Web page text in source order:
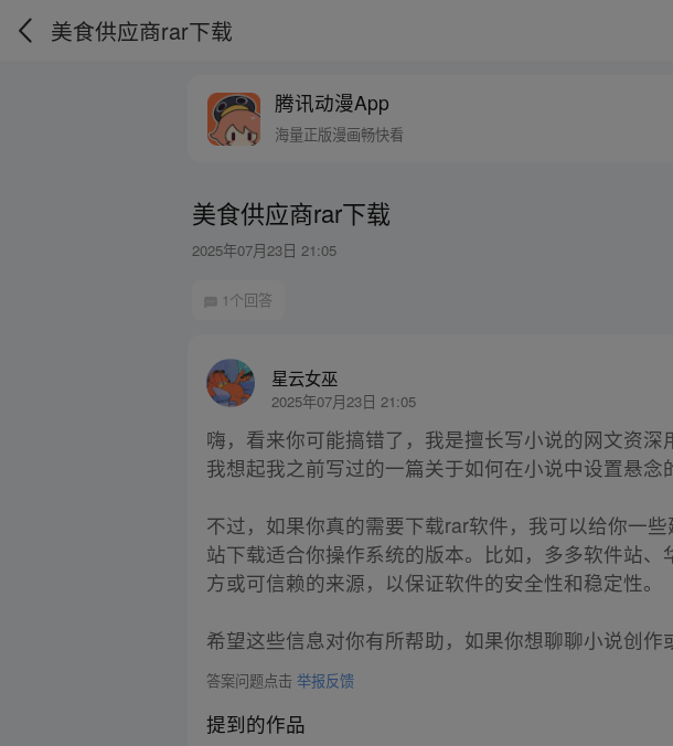
美食供应商rar下载
腾讯动漫App
海量正版漫画畅快看
美食供应商rar下载
2025年07月23日 21:05
1个回答
星云女巫
2025年07月23日 21:05
嗨，看来你可能搞错了，我是擅长写小说的网文资
我想起我之前写过的一篇关于如何在小说中设置悬
不过，如果你真的需要下载rar软件，我可以给你一
站下载适合你操作系统的版本。比如，多多软件站
方或可信赖的来源，以保证软件的安全性和稳定性。
希望这些信息对你有所帮助，如果你想聊聊小说创
答案问题点击举报反馈
提到的作品